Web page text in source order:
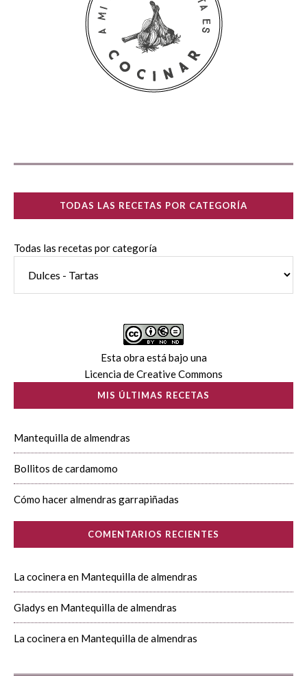
TODAS LAS RECETAS POR CATEGORÍA
Todas las recetas por categoría
Esta obra está bajo una
Licencia de Creative Commons
MIS ÚLTIMAS RECETAS
Mantequilla de almendras
Bollitos de cardamomo
Cómo hacer almendras garrapiñadas
COMENTARIOS RECIENTES
La cocineraen Mantequilla de almendras
Gladys en Mantequilla de almendras
La cocineraen Mantequilla de almendras